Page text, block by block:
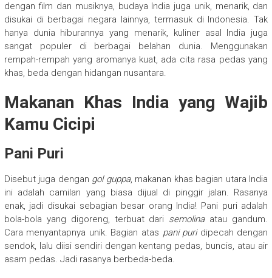
dengan film dan musiknya, budaya India juga unik, menarik, dan
disukai di berbagai negara lainnya, termasuk di Indonesia. Tak
hanya dunia hiburannya yang menarik, kuliner asal India juga
sangat populer di berbagai belahan dunia. Menggunakan
rempah-rempah yang aromanya kuat, ada cita rasa pedas yang
khas, beda dengan hidangan nusantara.
Makanan Khas India yang Wajib
Kamu Cicipi
Pani Puri
Disebut juga dengan gol guppa, makanan khas bagian utara India
ini adalah camilan yang biasa dijual di pinggir jalan. Rasanya
enak, jadi disukai sebagian besar orang India! Pani puri adalah
bola-bola yang digoreng, terbuat dari semolinaatau gandum.
Cara menyantapnya unik. Bagian atas pani puridipecah dengan
sendok, lalu diisi sendiri dengan kentang pedas, buncis, atau air
asam pedas. Jadi rasanya berbeda-beda.